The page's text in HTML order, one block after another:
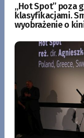
„Hot Spot” poza
klasyfikacjami.
wyobrażenie o